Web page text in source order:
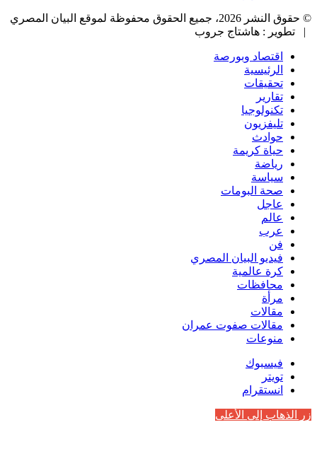
© حقوق النشر 2026، جميع الحقوق محفوظة لموقع البيان المصري
| تطوير : هاشتاج جروب
اقتصاد وبورصة
الرئيسية
تحقيقات
تقارير
تكنولوجيا
تليفزيون
حوادث
حياة كريمة
رياضة
سياسة
صحة البومات
عاجل
عالم
عرب
فن
فيديو البيان المصري
كرة عالمية
محافظات
مرأة
مقالات
مقالات صفوت عمران
منوعات
فيسبوك
تويتر
انستقرام
زر الذهاب إلى الأعلى